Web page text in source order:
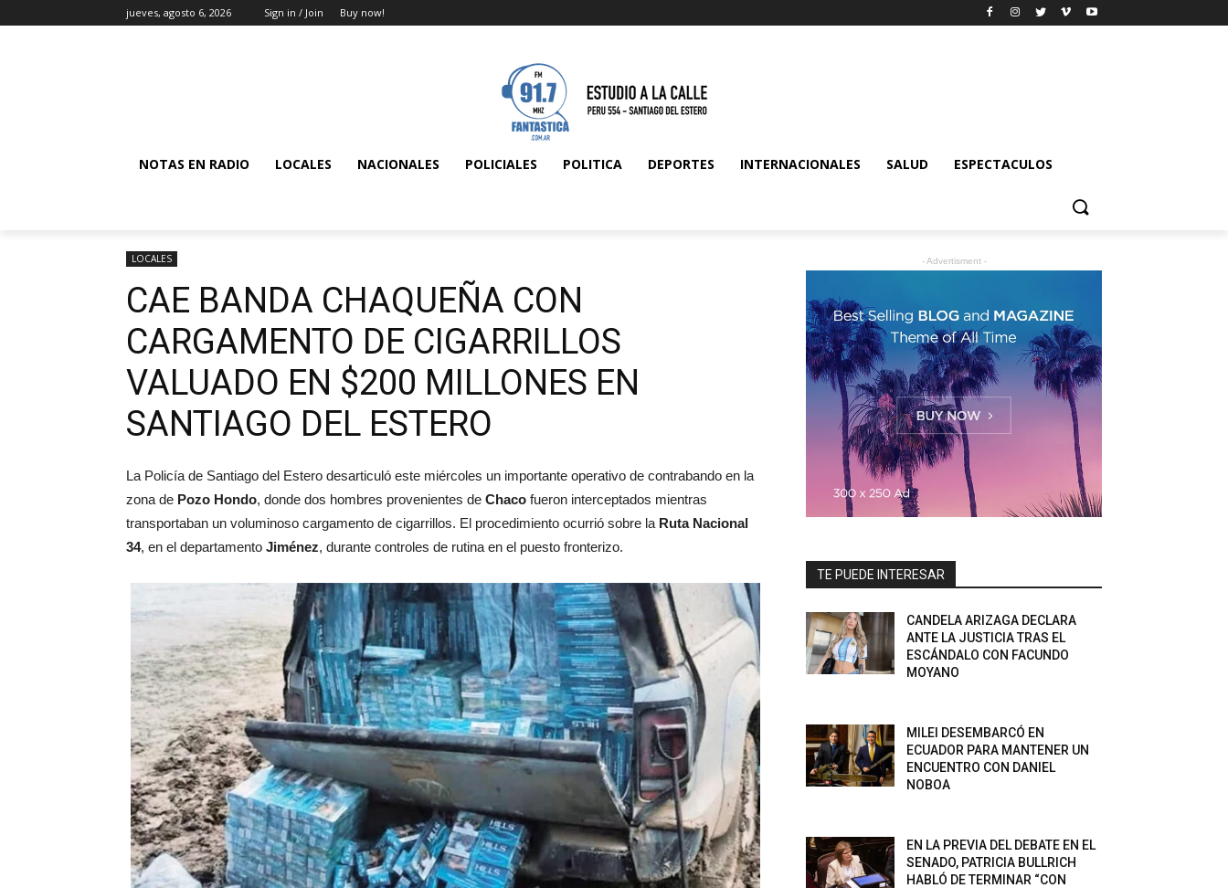
jueves, agosto 6, 2026 Sign in / Join Buy now!
NOTAS EN RADIO LOCALES NACIONALES POLICIALES POLITICA DEPORTES INTERNACIONALES SALUD ESPECTACULOS
LOCALES
CAE BANDA CHAQUEÑA CON
CARGAMENTO DE CIGARRILLOS
VALUADO EN $200 MILLONES EN
SANTIAGO DEL ESTERO
La Policía de Santiago del Estero desarticuló este miércoles un importante operativo de contrabando en la
zona de Pozo Hondo, donde dos hombres provenientes de Chaco fueron interceptados mientras
transportaban un voluminoso cargamento de cigarrillos. El procedimiento ocurrió sobre la Ruta Nacional
34, en el departamento Jiménez, durante controles de rutina en el puesto fronterizo.
- Advertisment -
TE PUEDE INTERESAR
CANDELA ARIZAGA DECLARA
ANTE LA JUSTICIA TRAS EL
ESCÁNDALO CON FACUNDO
MOYANO
MILEI DESEMBARCÓ EN
ECUADOR PARA MANTENER UN
ENCUENTRO CON DANIEL
NOBOA
EN LA PREVIA DEL DEBATE EN EL
SENADO, PATRICIA BULLRICH
HABLÓ DE TERMINAR “CON